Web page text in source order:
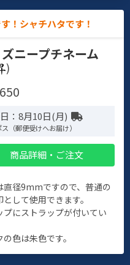
！シャチハタです！
ニープチネーム
)
：8月10日(月)
（郵便受けへお届け）
商品詳細・ご注文
直径9mmですので、普通の
として使用できます。
プにストラップが付いてい
の色は朱色です。